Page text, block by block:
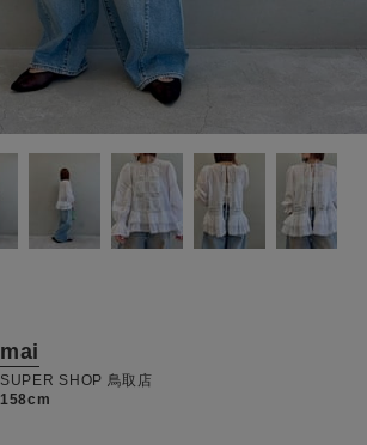
mai
SUPER SHOP 鳥取店
158cm